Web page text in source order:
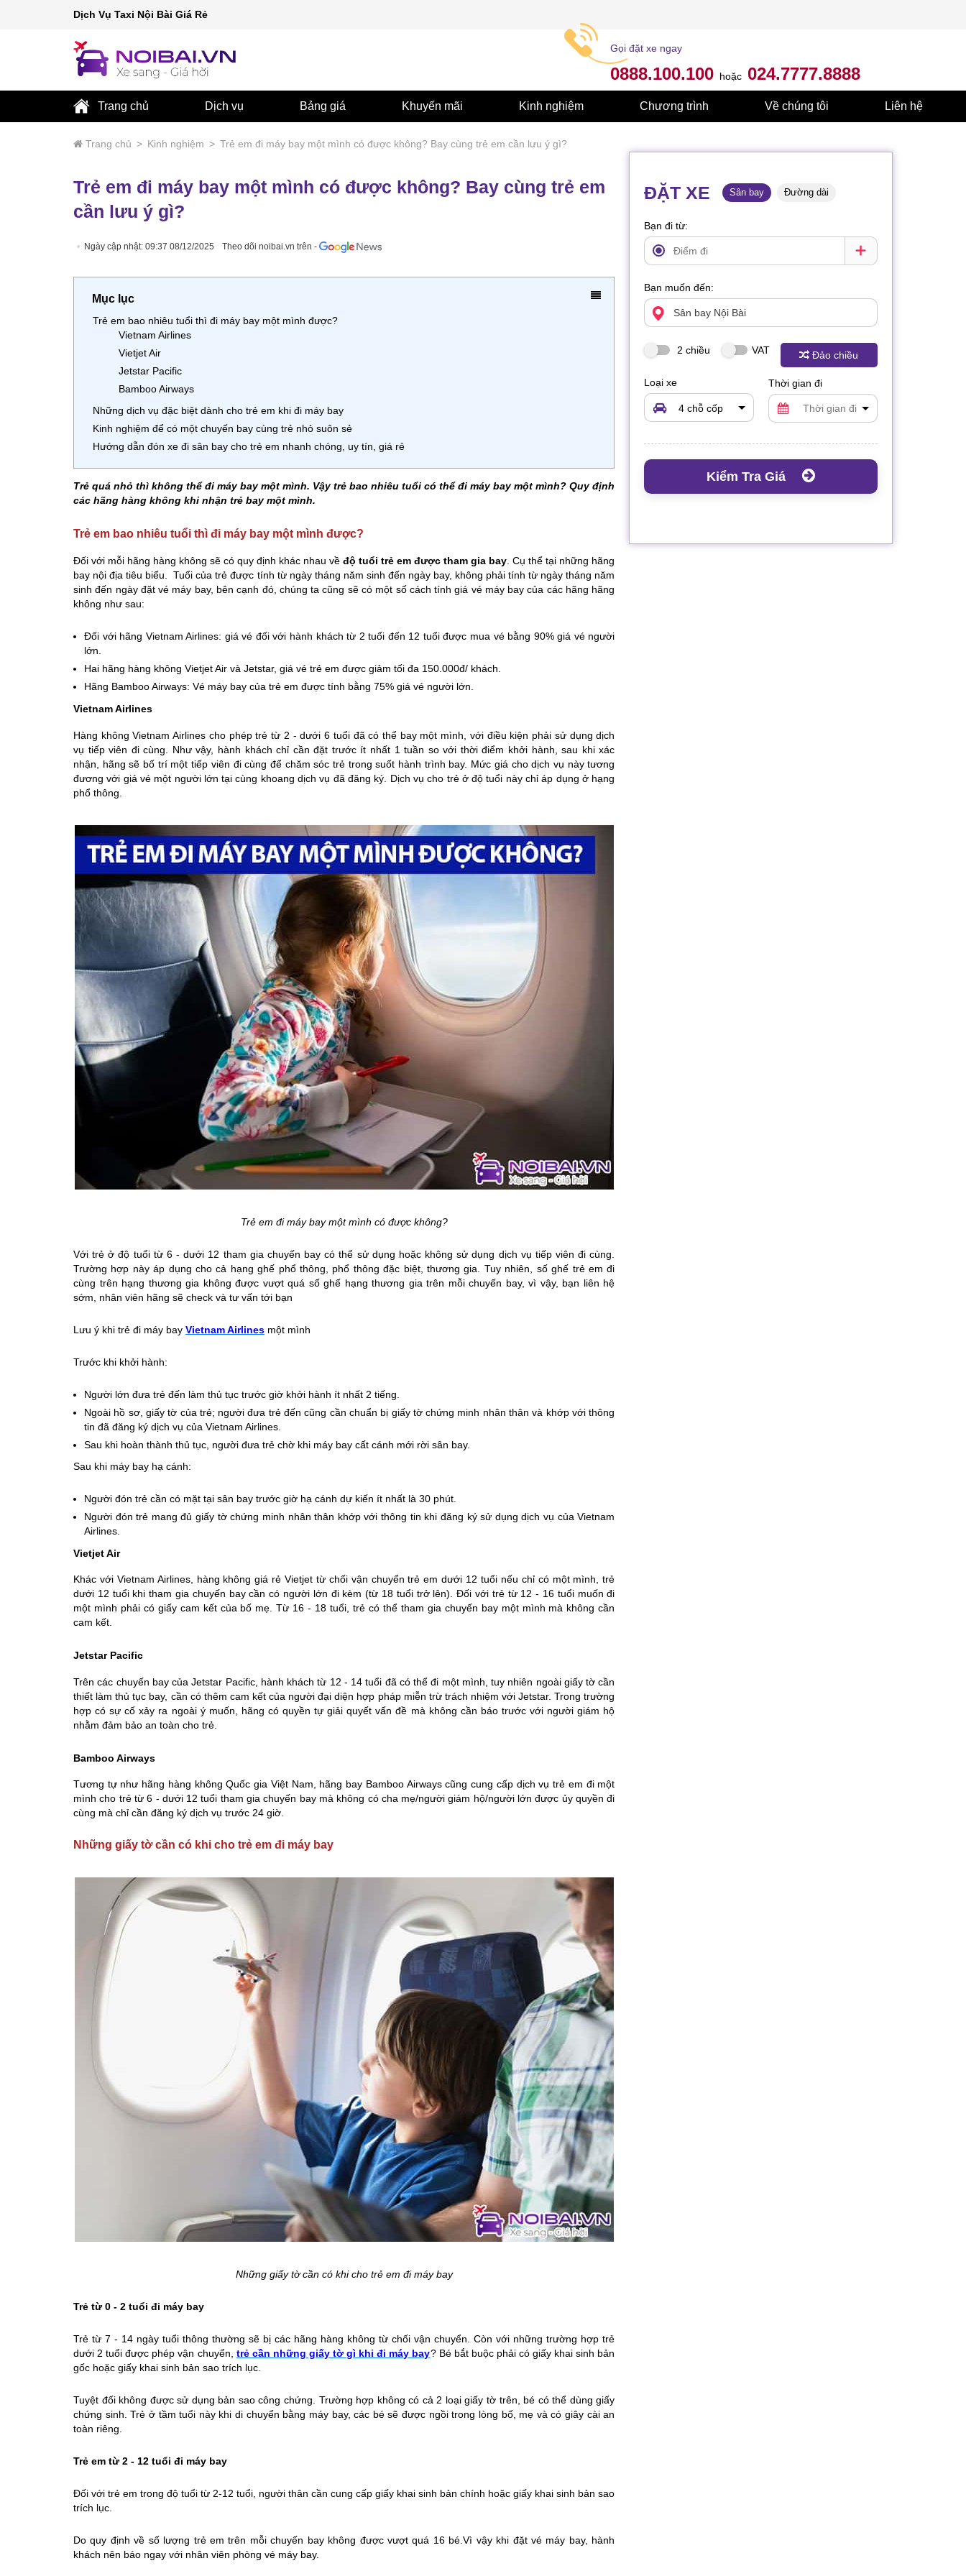
Dịch Vụ Taxi Nội Bài Giá Rẻ
Gọi đặt xe ngay
0888.100.100 hoặc 024.7777.8888
Trang chủ Dịch vụ Bảng giá Khuyến mãi Kinh nghiệm Chương trình Về chúng tôi Liên hệ
Trang chủ > Kinh nghiệm > Trẻ em đi máy bay một mình có được không? Bay cùng trẻ em cần lưu ý gì?
Trẻ em đi máy bay một mình có được không? Bay cùng trẻ em
cần lưu ý gì?
Ngày cập nhật: 09:37 08/12/2025 Theo dõi noibai.vn trên -
Mục lục
Trẻ em bao nhiêu tuổi thì đi máy bay một mình được?
Vietnam Airlines
Vietjet Air
Jetstar Pacific
Bamboo Airways
Những dịch vụ đặc biệt dành cho trẻ em khi đi máy bay
Kinh nghiệm để có một chuyến bay cùng trẻ nhỏ suôn sẻ
Hướng dẫn đón xe đi sân bay cho trẻ em nhanh chóng, uy tín, giá rẻ
Trẻ quá nhỏ thì không thể đi máy bay một mình. Vậy trẻ bao nhiêu tuổi có thể đi máy bay một mình? Quy định
các hãng hàng không khi nhận trẻ bay một mình.
Trẻ em bao nhiêu tuổi thì đi máy bay một mình được?
Đối với mỗi hãng hàng không sẽ có quy định khác nhau vềđộ tuổi trẻ em được tham gia bay. Cụ thể tại những hãng
bay nội địa tiêu biểu. Tuổi của trẻ được tính từ ngày tháng năm sinh đến ngày bay, không phải tính từ ngày tháng năm
sinh đến ngày đặt vé máy bay, bên cạnh đó, chúng ta cũng sẽ có một số cách tính giá vé máy bay của các hãng hãng
không như sau:
Đối với hãng Vietnam Airlines: giá vé đối với hành khách từ 2 tuổi đến 12 tuổi được mua vé bằng 90% giá vé người
lớn.
Hai hãng hàng không Vietjet Air và Jetstar, giá vé trẻ em được giảm tối đa 150.000đ/ khách.
Hãng Bamboo Airways: Vé máy bay của trẻ em được tính bằng 75% giá vé người lớn.
Vietnam Airlines
Hàng không Vietnam Airlines cho phép trẻ từ 2 - dưới 6 tuổi đã có thể bay một mình, với điều kiện phải sử dụng dịch
vụ tiếp viên đi cùng. Như vậy, hành khách chỉ cần đặt trước ít nhất 1 tuần so với thời điểm khởi hành, sau khi xác
nhận, hãng sẽ bố trí một tiếp viên đi cùng để chăm sóc trẻ trong suốt hành trình bay. Mức giá cho dịch vụ này tương
đương với giá vé một người lớn tại cùng khoang dịch vụ đã đăng ký. Dịch vụ cho trẻ ở độ tuổi này chỉ áp dụng ở hạng
phổ thông.
Trẻ em đi máy bay một mình có được không?
Với trẻ ở độ tuổi từ 6 - dưới 12 tham gia chuyến bay có thể sử dụng hoặc không sử dụng dịch vụ tiếp viên đi cùng.
Trường hợp này áp dụng cho cả hạng ghế phổ thông, phổ thông đặc biệt, thương gia. Tuy nhiên, số ghế trẻ em đi
cùng trên hạng thương gia không được vượt quá số ghế hạng thương gia trên mỗi chuyến bay, vì vậy, bạn liên hệ
sớm, nhân viên hãng sẽ check và tư vấn tới bạn
Lưu ý khi trẻ đi máy bay Vietnam Airlines một mình
Trước khi khởi hành:
Người lớn đưa trẻ đến làm thủ tục trước giờ khởi hành ít nhất 2 tiếng.
Ngoài hồ sơ, giấy tờ của trẻ; người đưa trẻ đến cũng cần chuẩn bị giấy tờ chứng minh nhân thân và khớp với thông
tin đã đăng ký dịch vụ của Vietnam Airlines.
Sau khi hoàn thành thủ tục, người đưa trẻ chờ khi máy bay cất cánh mới rời sân bay.
Sau khi máy bay hạ cánh:
Người đón trẻ cần có mặt tại sân bay trước giờ hạ cánh dự kiến ít nhất là 30 phút.
Người đón trẻ mang đủ giấy tờ chứng minh nhân thân khớp với thông tin khi đăng ký sử dụng dịch vụ của Vietnam
Airlines.
Vietjet Air
Khác với Vietnam Airlines, hàng không giá rẻ Vietjet từ chối vận chuyển trẻ em dưới 12 tuổi nếu chỉ có một mình, trẻ
dưới 12 tuổi khi tham gia chuyến bay cần có người lớn đi kèm (từ 18 tuổi trở lên). Đối với trẻ từ 12 - 16 tuổi muốn đi
một mình phải có giấy cam kết của bố mẹ. Từ 16 - 18 tuổi, trẻ có thể tham gia chuyến bay một mình mà không cần
cam kết.
Jetstar Pacific
Trên các chuyến bay của Jetstar Pacific, hành khách từ 12 - 14 tuổi đã có thể đi một mình, tuy nhiên ngoài giấy tờ cần
thiết làm thủ tục bay, cần có thêm cam kết của người đại diện hợp pháp miễn trừ trách nhiệm với Jetstar. Trong trường
hợp có sự cố xảy ra ngoài ý muốn, hãng có quyền tự giải quyết vấn đề mà không cần báo trước với người giám hộ
nhằm đảm bảo an toàn cho trẻ.
Bamboo Airways
Tương tự như hãng hàng không Quốc gia Việt Nam, hãng bay Bamboo Airways cũng cung cấp dịch vụ trẻ em đi một
mình cho trẻ từ 6 - dưới 12 tuổi tham gia chuyến bay mà không có cha mẹ/người giám hộ/người lớn được ủy quyền đi
cùng mà chỉ cần đăng ký dịch vụ trước 24 giờ.
Những giấy tờ cần có khi cho trẻ em đi máy bay
Những giấy tờ cần có khi cho trẻ em đi máy bay
Trẻ từ 0 - 2 tuổi đi máy bay
Trẻ từ 7 - 14 ngày tuổi thông thường sẽ bị các hãng hàng không từ chối vận chuyển. Còn với những trường hợp trẻ
dưới 2 tuổi được phép vận chuyển, trẻ cần những giấy tờ gì khi đi máy bay? Bé bắt buộc phải có giấy khai sinh bản
gốc hoặc giấy khai sinh bản sao trích lục.
Tuyệt đối không được sử dụng bản sao công chứng. Trường hợp không có cả 2 loại giấy tờ trên, bé có thể dùng giấy
chứng sinh. Trẻ ở tầm tuổi này khi di chuyển bằng máy bay, các bé sẽ được ngồi trong lòng bố, mẹ và có giây cài an
toàn riêng.
Trẻ em từ 2 - 12 tuổi đi máy bay
Đối với trẻ em trong độ tuổi từ 2-12 tuổi, người thân cần cung cấp giấy khai sinh bản chính hoặc giấy khai sinh bản sao
trích lục.
Do quy định về số lượng trẻ em trên mỗi chuyến bay không được vượt quá 16 bé.Vì vậy khi đặt vé máy bay, hành
khách nên báo ngay với nhân viên phòng vé máy bay.
ĐẶT XE Sân bay Đường dài
Bạn đi từ:
Bạn muốn đến:
2 chiều VAT Đảo chiều
Loại xe
4 chỗ cốp
Thời gian đi
Kiểm Tra Giá